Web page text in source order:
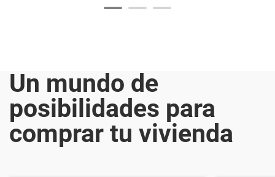
Un mundo de
posibilidades para
comprar tu vivienda